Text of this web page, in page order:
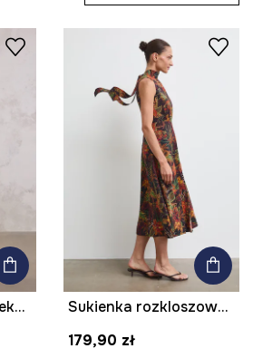
Sukienka midi z kolekcji Mythical Creatures
Sukienka rozkloszowana z wiskozą z motywem zwierzęcym
179,90 zł